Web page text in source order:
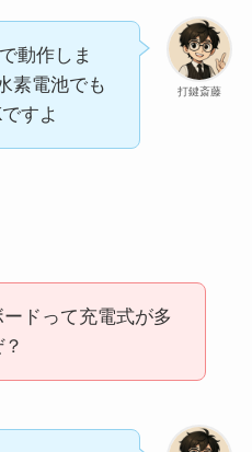
打鍵斎藤
動作しま
素電池でも
すよ
ドって充電式が多